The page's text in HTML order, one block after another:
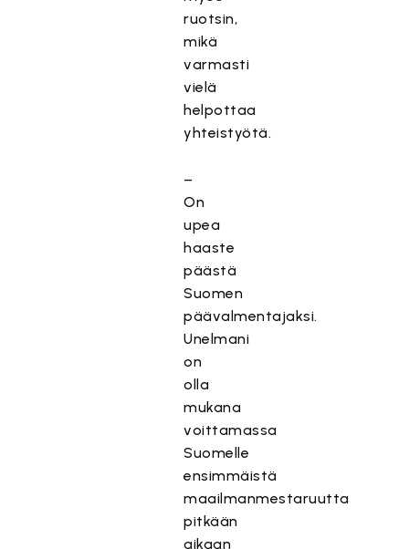
ruotsin,
mikä
varmasti
vielä
helpottaa
yhteistyötä.
–
On
upea
haaste
päästä
Suomen
päävalmentajaksi.
Unelmani
on
olla
mukana
voittamassa
Suomelle
ensimmäistä
maailmanmestaruutta
pitkään
aikaan